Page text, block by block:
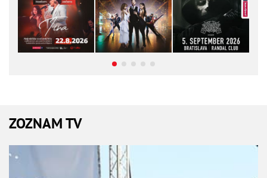
ZOZNAM TV